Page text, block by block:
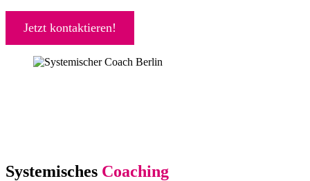
Jetzt kontaktieren!
Systemisches Coaching